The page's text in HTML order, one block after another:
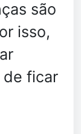
são
isso,
de ficar